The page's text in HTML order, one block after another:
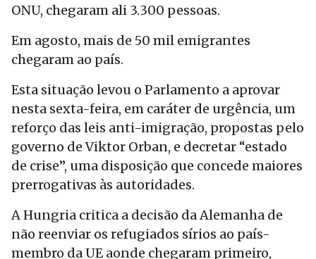
ONU, chegaram ali 3.300 pessoas.
Em agosto, mais de 50 mil emigrantes
chegaram ao país.
Esta situação levou o Parlamento a aprovar
nesta sexta-feira, em caráter de urgência, um
reforço das leis anti-imigração, propostas pelo
governo de Viktor Orban, e decretar “estado
de crise”, uma disposição que concede maiores
prerrogativas às autoridades.
A Hungria critica a decisão da Alemanha de
não reenviar os refugiados sírios ao país-
membro da UE aonde chegaram primeiro,